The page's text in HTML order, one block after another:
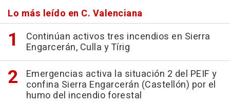
Lo más leído en C. Valenciana
Continúan activos tres incendios en Sierra
Engarcerán, Culla y Tírig
Emergencias activa la situación 2 del PEIF y
confina Sierra Engarcerán (Castellón) por el
humo del incendio forestal